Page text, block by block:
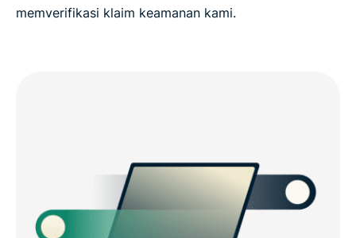
memverifikasi klaim keamanan kami.